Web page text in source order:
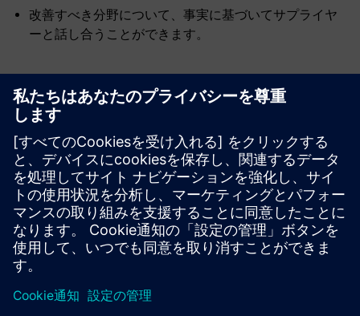
改善すべき分野について、事実に基づいてサプライヤ
ーと話し合うことができます。
リソースと関連製品の詳細
必要条件
なし